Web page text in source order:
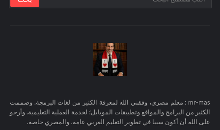
mr-mas : معلم مصري، وفقني الله لمعرفة الكثير من لغات البرمجة. وصممت
الكثير من البرامج والمواقع وتطبيقات الموبايل؛ لخدمة العملية التعليمية. وأرجو
على الله أن أكون سببا في تطوير التعليم العربي عامة، والمصري خاصة.